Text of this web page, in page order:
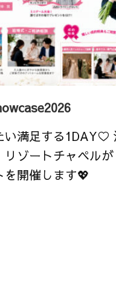
い満足する1DAY♡
ゾートチャペル
を開催します💖